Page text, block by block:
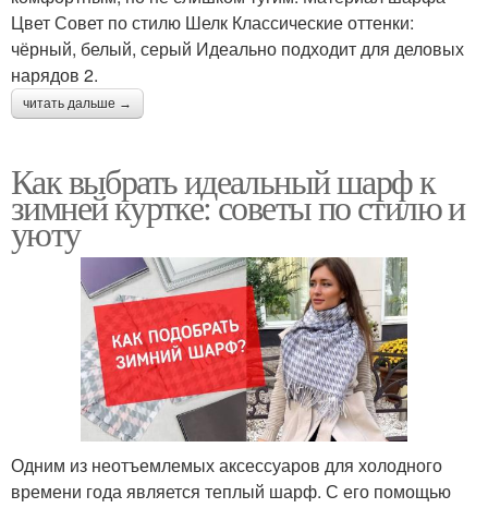
Цвет Совет по стилю Шелк Классические оттенки:
чёрный, белый, серый Идеально подходит для деловых
нарядов 2.
читать дальше →
Как выбрать идеальный шарф к
зимней куртке: советы по стилю и
уюту
Одним из неотъемлемых аксессуаров для холодного
времени года является теплый шарф. С его помощью